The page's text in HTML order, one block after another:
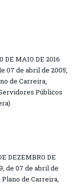
DE MAIO DE 2016
07 de abril de 2005,
de Carreira,
Públicos
DEZEMBRO DE
de 07 de abril de
de Carreira,